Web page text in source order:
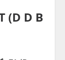
(D D B